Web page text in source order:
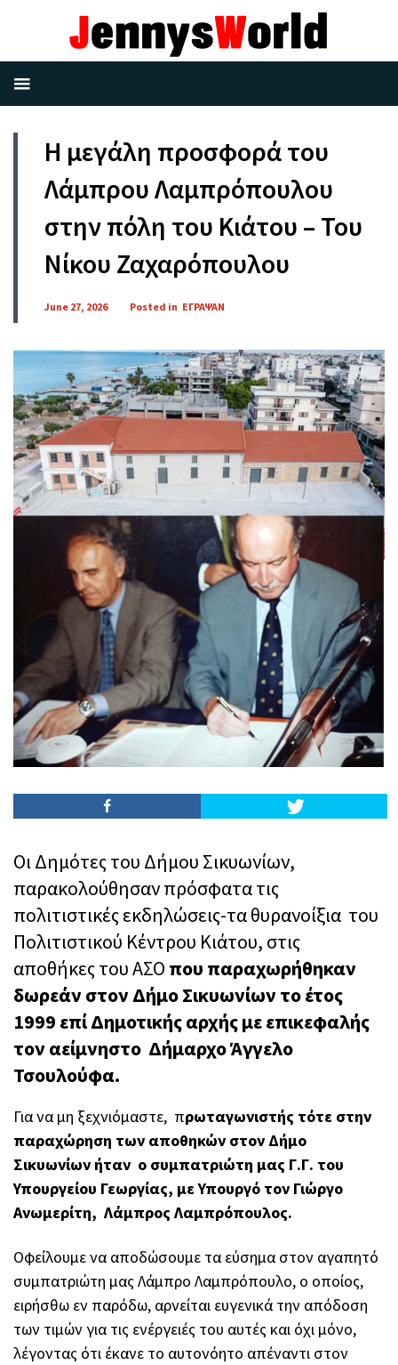
H μεγάλη προσφορά του
Λάμπρου Λαμπρόπουλου
στην πόλη του Κιάτου – Του
Νίκου Ζαχαρόπουλου
June 27, 2026 Posted in ΕΓΡΑΨΑΝ
Οι Δημότες του Δήμου Σικυωνίων,
παρακολούθησαν πρόσφατα τις
πολιτιστικές εκδηλώσεις-τα θυρανοίξια του
Πολιτιστικού Κέντρου Κιάτου, στις
αποθήκες του ΑΣΟ που παραχωρήθηκαν
δωρεάν στον Δήμο Σικυωνίων το έτος
1999 επί Δημοτικής αρχής με επικεφαλής
τον αείμνηστο Δήμαρχο Άγγελο
Τσουλούφα.
Για να μη ξεχνιόμαστε, πρωταγωνιστής τότε στην
παραχώρηση των αποθηκών στον Δήμο
Σικυωνίων ήταν ο συμπατριώτη μας Γ.Γ. του
Υπουργείου Γεωργίας, με Υπουργό τον Γιώργο
Ανωμερίτη, Λάμπρος Λαμπρόπουλος.
Οφείλουμε να αποδώσουμε τα εύσημα στον αγαπητό
συμπατριώτη μας Λάμπρο Λαμπρόπουλο, ο οποίος,
ειρήσθω εν παρόδω, αρνείται ευγενικά την απόδοση
των τιμών για τις ενέργειές του αυτές και όχι μόνο,
λέγοντας ότι έκανε το αυτονόητο απέναντι στον